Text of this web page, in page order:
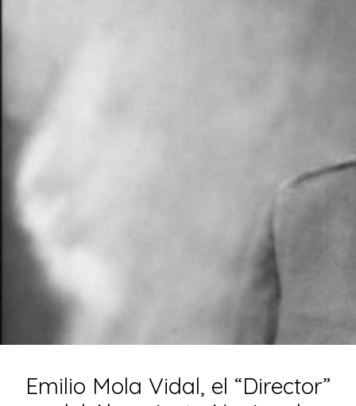
Emilio Mola Vidal, el “Director”